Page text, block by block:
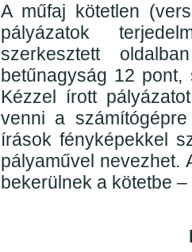
A műfaj kötetlen
pályázatok
szerkesztett
betűnagyság 12
Kézzel írott
venni a
írások fényképekkel
pályaművel nevezhet.
bekerülnek a kötetbe